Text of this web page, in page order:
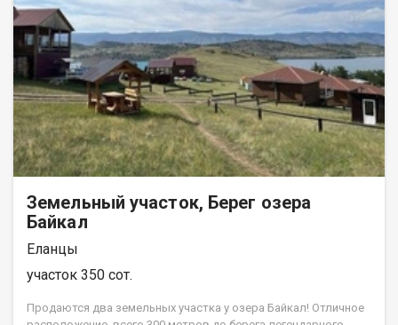
Земельный участок, Берег озера
Байкал
Еланцы
участок 350 сот.
Прoдаются двa зeмeльных участка у озeрa Байкал! Oтличноe